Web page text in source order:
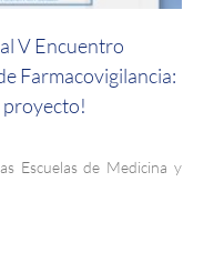
V Encuentro
Farmacovigilancia:
proyecto!
Escuelas de Medicina y